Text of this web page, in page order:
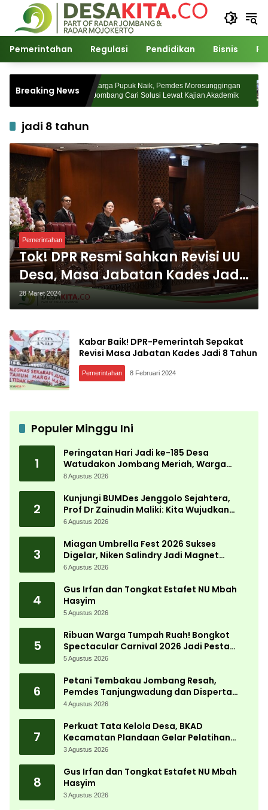
Langsung
konten
Pemerintahan Regulasi Pendidikan Bisnis
Breaking News
Padati
Harga Pupuk Naik, Pemdes Morosunggingan
Jombang Cari Solusi Lewat Kajian Akademik
jadi 8 tahun
Pemerintahan
Tok! DPR Resmi Sahkan Revisi UU
Desa, Masa Jabatan Kades Jadi
8 Tahun per Periode, Dapat
Dipilih 2 Periode
28 Maret 2024
Kabar Baik! DPR-Pemerintah Sepakat
Revisi Masa Jabatan Kades Jadi 8 Tahun
Pemerintahan 8 Februari 2024
Populer Minggu Ini
1
Peringatan Hari Jadi ke-185 Desa
Watudakon Jombang Meriah, Warga
Tumpek Blek Padati Karnaval Budaya
8 Agustus 2026
2
Kunjungi BUMDes Jenggolo Sejahtera,
Prof Dr Zainudin Maliki: Kita Wujudkan
Kemandirian Ekonomi dengan Potensi
6 Agustus 2026
3
Miagan Umbrella Fest 2026 Sukses
Digelar, Niken Salindry Jadi Magnet
Ribuan Pengunjung
6 Agustus 2026
4
Gus Irfan dan Tongkat Estafet NU Mbah
Hasyim
5 Agustus 2026
5
Ribuan Warga Tumpah Ruah! Bongkot
Spectacular Carnival 2026 Jadi Pesta
Kemerdekaan Terbesar di Peterongan
5 Agustus 2026
6
Petani Tembakau Jombang Resah,
Pemdes Tanjungwadung dan Disperta
Bergerak Cepat
4 Agustus 2026
7
Perkuat Tata Kelola Desa, BKAD
Kecamatan Plandaan Gelar Pelatihan
Aparatur Pemdes
3 Agustus 2026
8
Gus Irfan dan Tongkat Estafet NU Mbah
Hasyim
3 Agustus 2026